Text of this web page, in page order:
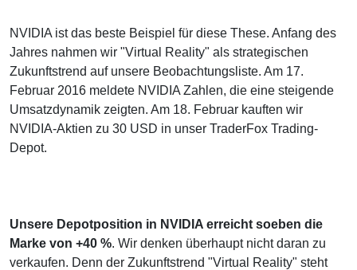
NVIDIA ist das beste Beispiel für diese These. Anfang des
Jahres nahmen wir "Virtual Reality" als strategischen
Zukunftstrend auf unsere Beobachtungsliste. Am 17.
Februar 2016 meldete NVIDIA Zahlen, die eine steigende
Umsatzdynamik zeigten. Am 18. Februar kauften wir
NVIDIA-Aktien zu 30 USD in unser TraderFox Trading-
Depot.
Unsere Depotposition in NVIDIA erreicht soeben die
Marke von +40 %. Wir denken überhaupt nicht daran zu
verkaufen. Denn der Zukunftstrend "Virtual Reality" steht